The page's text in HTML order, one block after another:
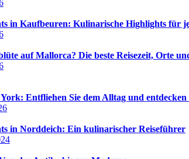
in Kaufbeuren: Kulinarische Highlights für
auf Mallorca? Die beste Reisezeit, Orte
Entfliehen Sie dem Alltag und
in Norddeich: Ein kulinarischer Reiseführer